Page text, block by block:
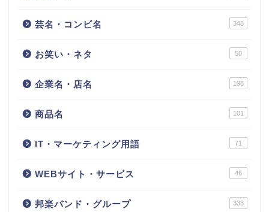
芸名・コンビ名 348
お笑い・ネタ 50
企業名・店名 198
商品名 101
IT・マーケティング用語 71
WEBサイト・サービス 46
邦楽バンド・グループ 333